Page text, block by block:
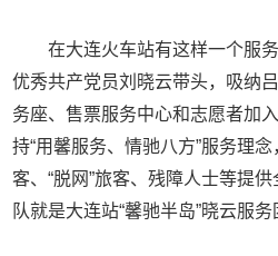
在大连火车站有这样一个服
优秀共产党员刘晓云带头，吸纳
务座、售票服务中心和志愿者加
持“用馨服务、情驰八方”服务理
客、“脱网”旅客、残障人士等提
队就是大连站“馨驰半岛”晓云服务